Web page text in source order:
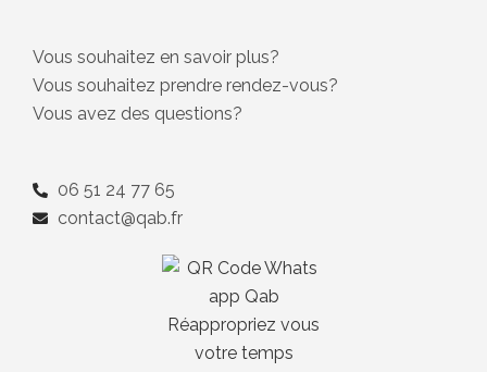
Vous souhaitez en savoir plus?
Vous souhaitez prendre rendez-vous?
Vous avez des questions?
06 51 24 77 65
contact@qab.fr